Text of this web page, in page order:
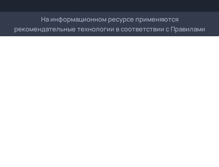
На информационном ресурсе применяются
рекомендательные технологии в соответствии с Правилами